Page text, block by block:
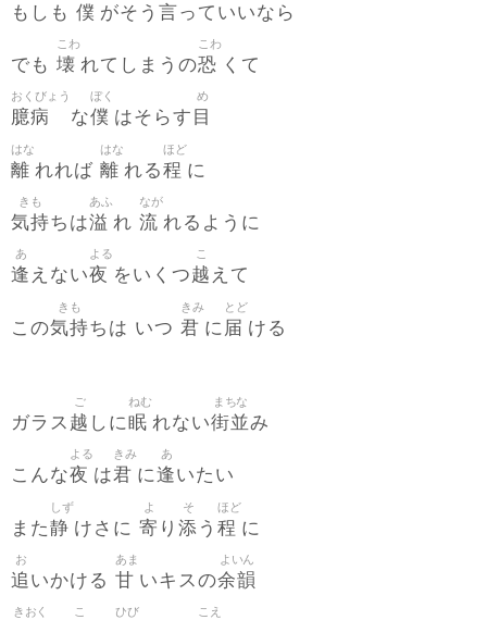
もしも 僕 がそう 言っていいなら
でも 壊
こわ
れてしまうの恐
こわ
くて
臆病
おくびょう
な僕
ぼく
はそらす 目
め
離
はな
れれば 離
はな
れる程
ほど
に
気持
きも
ちは溢
あふ
れ 流
なが
れるように
逢
あ
えない夜
よる
をいくつ越
こ
えて
この気持
きも
ちは いつ 君
きみ
に 届
とど
ける
ガラス 越
ご
しに眠
ねむ
れない街並
まちな
み
こんな夜
よる
は君
きみ
に逢
あ
いたい
また静
しず
けさに 寄
よ
り 添
そ
う 程
ほど
に
追
お
いかける 甘
あま
いキスの余韻
よいん
きおく こ ひび こえ